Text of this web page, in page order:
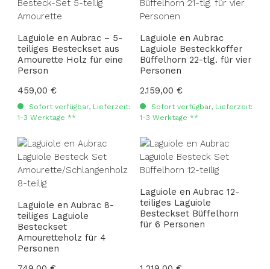
Laguiole en Aubrac – 5-
teiliges Besteckset aus
Amourette Holz für eine
Person
Regulärer Preis:
459,00 €
Sofort verfügbar, Lieferzeit:
1-3 Werktage **
Laguiole en Aubrac
Laguiole Besteckkoffer
Büffelhorn 22-tlg. für vier
Personen
Regulärer Preis:
2.159,00 €
Sofort verfügbar, Lieferzeit:
1-3 Werktage **
Laguiole en Aubrac 8-
teiliges Laguiole
Besteckset
Amouretteholz für 4
Personen
Laguiole en Aubrac 12-
teiliges Laguiole
Besteckset Büffelhorn
für 6 Personen